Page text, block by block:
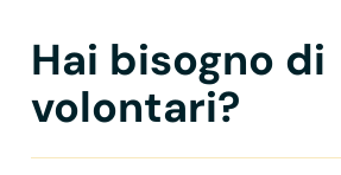
Hai bisogno di
volontari?